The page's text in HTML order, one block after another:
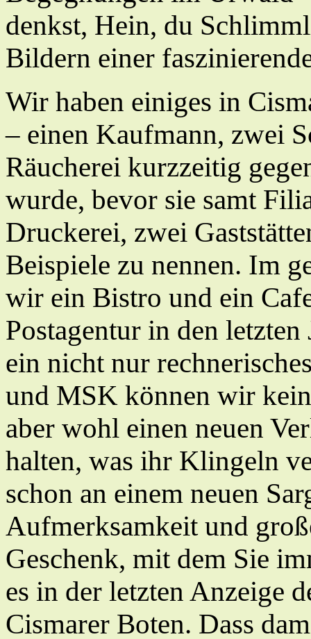
denkst, Hein, du
Bildern einer
Wir haben einiges in
– einen Kaufmann, zwei
Räucherei kurzzeitig
wurde, bevor sie samt
Druckerei, zwei
Beispiele zu nennen. Im
wir ein Bistro und ein
Postagentur in den
ein nicht nur
und MSK können wir
aber wohl einen neuen
halten, was ihr Klingeln
schon an einem neuen
Aufmerksamkeit und
Geschenk, mit dem Sie
es in der letzten Anzeige
Cismarer Boten. Dass